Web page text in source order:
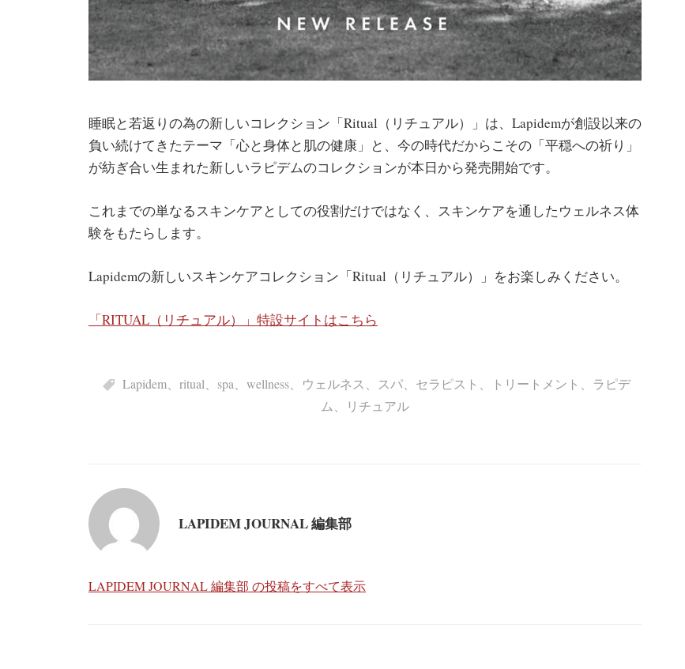
睡眠と若返りの為の新しいコレクション「Ritual（リチュアル）」は、Lapidemが創設以来の
負い続けてきたテーマ「心と身体と肌の健康」と、今の時代だからこその「平穏への祈り」
が紡ぎ合い生まれた新しいラピデムのコレクションが本日から発売開始です。
これまでの単なるスキンケアとしての役割だけではなく、スキンケアを通したウェルネス体
験をもたらします。
Lapidemの新しいスキンケアコレクション「Ritual（リチュアル）」をお楽しみください。
「RITUAL（リチュアル）」特設サイトはこちら
Lapidem、 ritual spa wellness、 ウェルネス スパ、 セラピスト トリートメント
ラピデ
ム
リチュアル
LAPIDEM JOURNAL 編集部
LAPIDEM JOURNAL 編集部 の投稿をすべて表示